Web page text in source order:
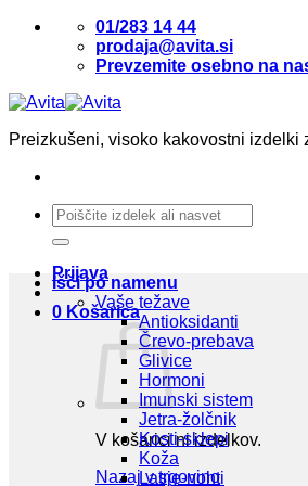
Skoči
01/283 14 44
prodaja@avita.si
Prevzemite osebno na
Preizkušeni, visoko kakovostni izdelki
Išči:
Prijava
0 Košarica
V košarici ni izdelkov.
Nazaj v trgovino
Išči po namenu
Vaše težave
Antioksidanti
Črevo-prebava
Glivice
Hormoni
Imunski sistem
Jetra-žolčnik
Kosti-sklepi
Koža
Lasje-nohti